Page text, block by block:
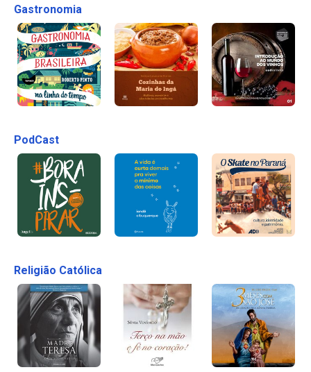
Gastronomia
PodCast
Religião Católica